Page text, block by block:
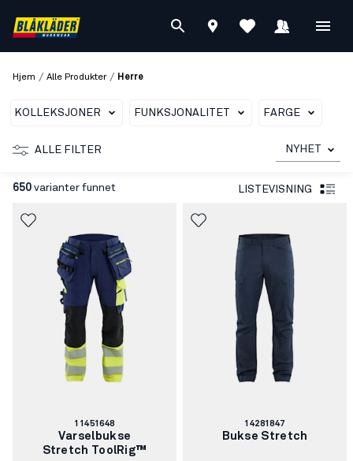
Hjem / Alle Produkter / Herre
KOLLEKSJONER FUNKSJONALITET FARGE
ALLE FILTER NYHET
650 varianter funnet LISTEVISNING
Artikkelnummer:
11451648
Varselbukse
Stretch ToolRig™
Artikkelnummer:
14281847
Bukse Stretch